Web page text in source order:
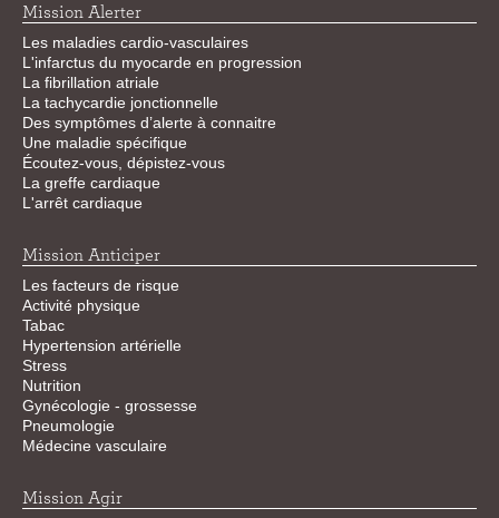
Mission Alerter
Les maladies cardio-vasculaires
L'infarctus du myocarde en progression
La fibrillation atriale
La tachycardie jonctionnelle
Des symptômes d’alerte à connaitre
Une maladie spécifique
Écoutez-vous, dépistez-vous
La greffe cardiaque
L'arrêt cardiaque
Mission Anticiper
Les facteurs de risque
Activité physique
Tabac
Hypertension artérielle
Stress
Nutrition
Gynécologie - grossesse
Pneumologie
Médecine vasculaire
Mission Agir